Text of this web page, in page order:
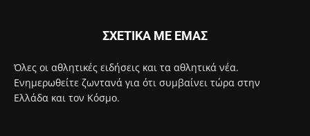
ΣΧΕΤΙΚΑ ΜΕ ΕΜΑΣ
Όλες οι αθλητικές ειδήσεις και τα αθλητικά νέα.
Ενημερωθείτε ζωντανά για ότι συμβαίνει τώρα στην
Ελλάδα και τον Κόσμο.